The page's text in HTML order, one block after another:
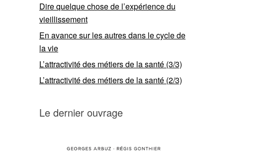
Dire quelque chose de l’expérience du
vieillissement
En avance sur les autres dans le cycle de
la vie
L’attractivité des métiers de la santé (3/3)
L’attractivité des métiers de la santé (2/3)
Le dernier ouvrage